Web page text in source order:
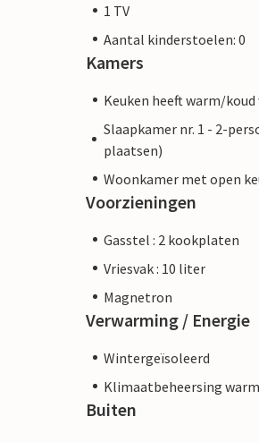
1 TV
Aantal kinderstoelen: 0
Kamers
Keuken heeft warm/
Slaapkamer nr. 1 - 2-
plaatsen)
Woonkamer met open
Voorzieningen
Gasstel : 2 kookplaten
Vriesvak : 10 liter
Magnetron
Verwarming / Energie
Wintergeïsoleerd
Klimaatbeheersing warm
Buiten